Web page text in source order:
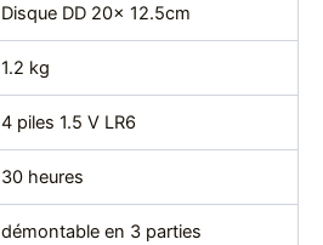
Disque DD 20x 12.5cm
1.2 kg
4 piles 1.5 V LR6
30 heures
démontable en 3 parties